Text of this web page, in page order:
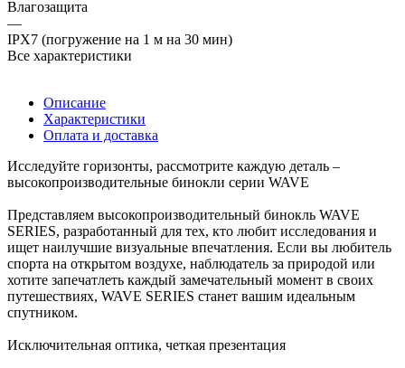
Влагозащита
—
IPX7 (погружение на 1 м на 30 мин)
Все характеристики
Описание
Характеристики
Оплата и доставка
Исследуйте горизонты, рассмотрите каждую деталь –
высокопроизводительные бинокли серии WAVE
Представляем высокопроизводительный бинокль WAVE
SERIES, разработанный для тех, кто любит исследования и
ищет наилучшие визуальные впечатления. Если вы любитель
спорта на открытом воздухе, наблюдатель за природой или
хотите запечатлеть каждый замечательный момент в своих
путешествиях, WAVE SERIES станет вашим идеальным
спутником.
Исключительная оптика, четкая презентация